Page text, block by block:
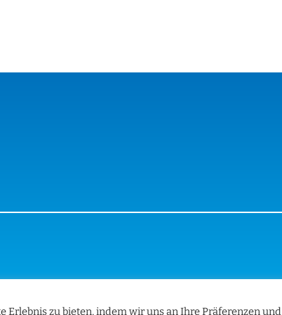
Erlebnis zu bieten, indem wir uns an Ihre Präferenzen und